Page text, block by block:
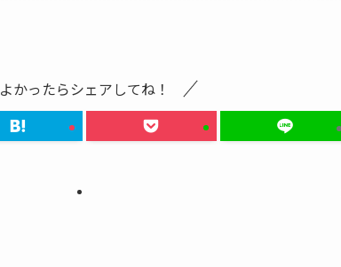
よかったらシェアしてね！